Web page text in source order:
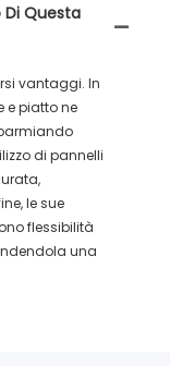
Di Questa
vantaggi. In
e piatto ne
di pannelli
le sue
flessibilità
una